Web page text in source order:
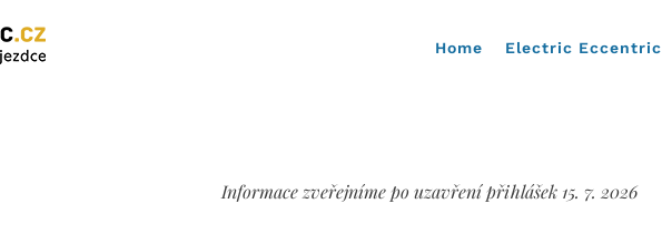
Home Electric Eccentric
Informace zveřejníme po uzavření přihlášek 15. 7. 2026